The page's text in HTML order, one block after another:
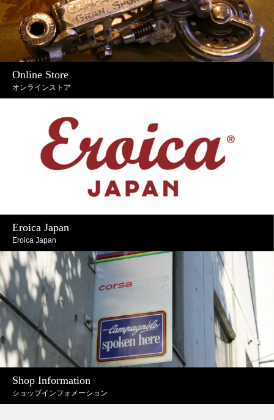
Online Store
オンラインストア
Eroica Japan
Eroica Japan
Shop Information
ショップインフォメーション